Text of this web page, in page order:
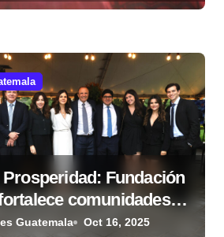
Fundación
comunidades
Guatemala Oct 16, 2025